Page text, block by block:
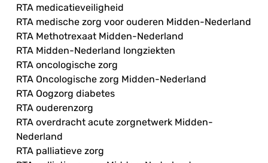
RTA medicatieveiligheid
RTA medische zorg voor ouderen Midden-Nederland
RTA Methotrexaat Midden-Nederland
RTA Midden-Nederland longziekten
RTA oncologische zorg
RTA Oncologische zorg Midden-Nederland
RTA Oogzorg diabetes
RTA ouderenzorg
RTA overdracht acute zorgnetwerk Midden-
Nederland
RTA palliatieve zorg